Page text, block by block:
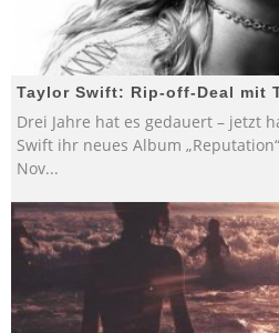
Taylor Swift: Rip-off-Deal mit
Drei Jahre hat es gedauert – jetzt
Swift ihr neues Album
Nov...